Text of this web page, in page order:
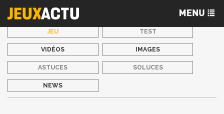
JEU TEST
VIDÉOS IMAGES
ASTUCES SOLUCES
NEWS